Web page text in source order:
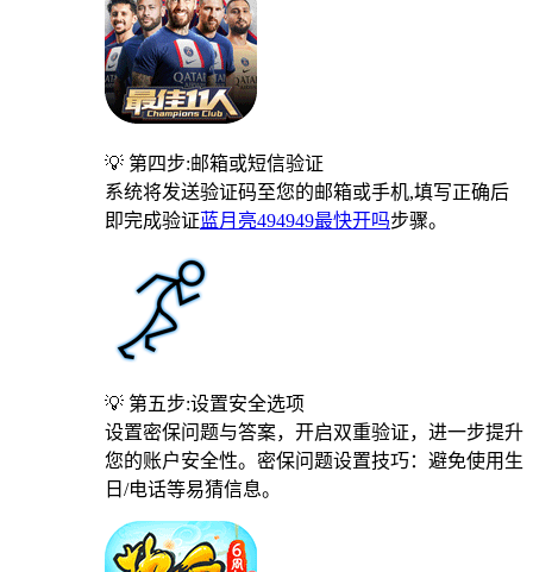
💡 第四步:邮箱或短信验证
系统将发送验证码至您的邮箱或手机,填写正确后
即完成验证蓝月亮494949最快开吗步骤。
💡 第五步:设置安全选项
设置密保问题与答案，开启双重验证，进一步提升
您的账户安全性。密保问题设置技巧：避免使用生
日/电话等易猜信息。